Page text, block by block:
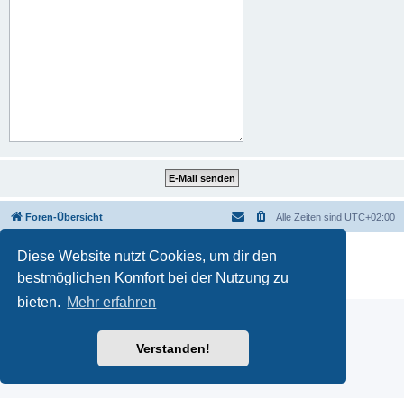
Diese Website nutzt Cookies, um dir den
bestmöglichen Komfort bei der Nutzung zu
bieten. Mehr erfahren
Verstanden!
Foren-Übersicht Alle Zeiten sind UTC+02:00
Powered by phpBB
® Forum Software © phpBB Limited
Deutsche Übersetzung durch
Datenschutz|Nutzungsbedingungen